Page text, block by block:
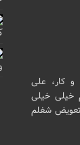
کار، علی
خیلی خیلی
شغلم